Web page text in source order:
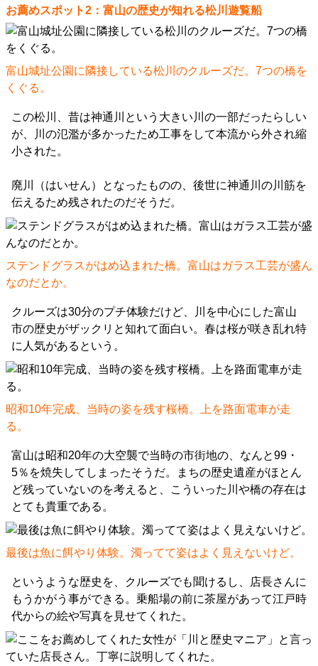
お薦めスポット2：富山の歴史が知れる松川遊覧船
富山城址公園に隣接している松川のクルーズだ。7つの橋を
くぐる。
この松川、昔は神通川という大きい川の一部だったらしい
が、川の氾濫が多かったため工事をして本流から外され縮
小された。
廃川（はいせん）となったものの、後世に神通川の川筋を
伝えるため残されたのだそうだ。
ステンドグラスがはめ込まれた橋。富山はガラス工芸が盛ん
なのだとか。
クルーズは30分のプチ体験だけど、川を中心にした富山
市の歴史がザックリと知れて面白い。春は桜が咲き乱れ特
に人気があるという。
昭和10年完成、当時の姿を残す桜橋。上を路面電車が走
る。
富山は昭和20年の大空襲で当時の市街地の、なんと99・
5％を焼失してしまったそうだ。まちの歴史遺産がほとん
ど残っていないのを考えると、こういった川や橋の存在は
とても貴重である。
最後は魚に餌やり体験。濁ってて姿はよく見えないけど。
というような歴史を、クルーズでも聞けるし、店長さんに
もうかがう事ができる。乗船場の前に茶屋があって江戸時
代からの絵や写真を見せてくれた。